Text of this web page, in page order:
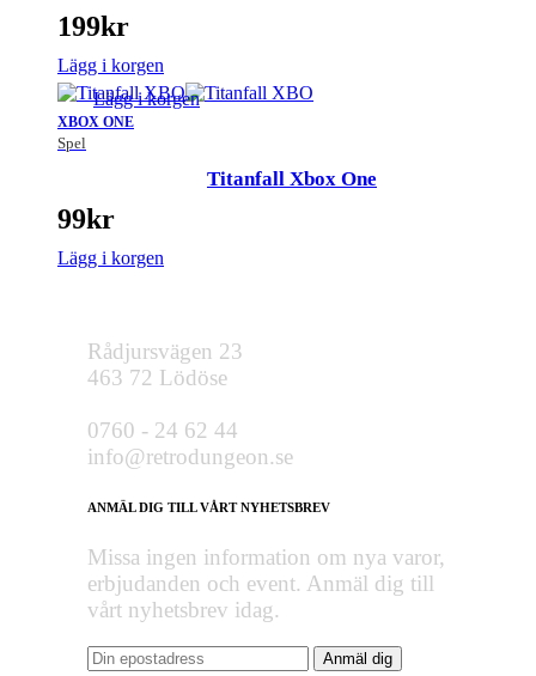
199kr
Lägg i korgen
XBOX ONE
Spel
Lägg i korgen
Titanfall Xbox One
99kr
Lägg i korgen
Rådjursvägen 23
463 72 Lödöse
0760 - 24 62 44
info@retrodungeon.se
ANMÄL DIG TILL VÅRT NYHETSBREV
Missa ingen information om nya varor,
erbjudanden och event. Anmäl dig till
vårt nyhetsbrev idag.